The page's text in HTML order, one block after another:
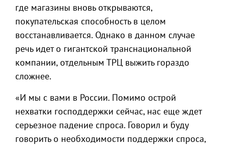
где магазины вновь открываются,
покупательская способность в целом
восстанавливается. Однако в данном случае
речь идет о гигантской транснациональной
компании, отдельным ТРЦ выжить гораздо
сложнее.
«И мы с вами в России. Помимо острой
нехватки господдержки сейчас, нас еще ждет
серьезное падение спроса. Говорил и буду
говорить о необходимости поддержки спроса,